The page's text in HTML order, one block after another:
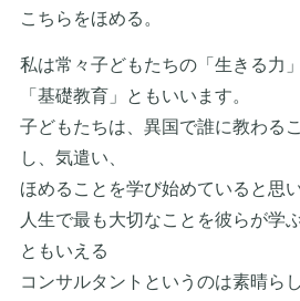
こちらをほめる。
私は常々子どもたちの「生きる力
「基礎教育」ともいいます。
子どもたちは、異国で誰に教わる
し、気遣い、
ほめることを学び始めていると思い
人生で最も大切なことを彼らが学
ともいえる
コンサルタントというのは素晴ら